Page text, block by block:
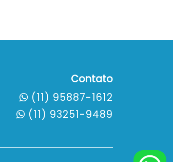
Contato
(11) 95887-1612
(11) 93251-9489